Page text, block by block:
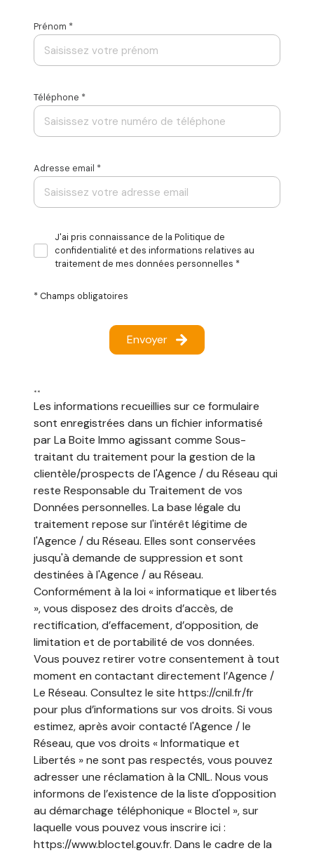
Prénom *
Téléphone *
Adresse email *
J'ai pris connaissance de la Politique de
confidentialité et des informations relatives au
traitement de mes données personnelles *
* Champs obligatoires
Envoyer
**
Les informations recueillies sur ce formulaire
sont enregistrées dans un fichier informatisé
par La Boite Immo agissant comme Sous-
traitant du traitement pour la gestion de la
clientèle/prospects de l'Agence / du Réseau qui
reste Responsable du Traitement de vos
Données personnelles. La base légale du
traitement repose sur l'intérêt légitime de
l'Agence / du Réseau. Elles sont conservées
jusqu'à demande de suppression et sont
destinées à l'Agence / au Réseau.
Conformément à la loi « informatique et libertés
», vous disposez des droits d’accès, de
rectification, d’effacement, d’opposition, de
limitation et de portabilité de vos données.
Vous pouvez retirer votre consentement à tout
moment en contactant directement l’Agence /
Le Réseau. Consultez le site https://cnil.fr/fr
pour plus d’informations sur vos droits. Si vous
estimez, après avoir contacté l'Agence / le
Réseau, que vos droits « Informatique et
Libertés » ne sont pas respectés, vous pouvez
adresser une réclamation à la CNIL. Nous vous
informons de l’existence de la liste d'opposition
au démarchage téléphonique « Bloctel », sur
laquelle vous pouvez vous inscrire ici :
https://www.bloctel.gouv.fr. Dans le cadre de la